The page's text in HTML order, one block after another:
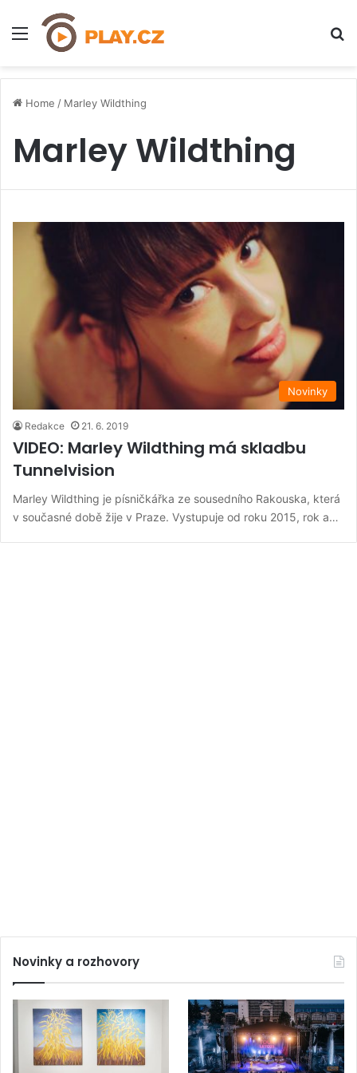
Menu
Home / Marley Wildthing
Marley Wildthing
Novinky
Redakce 21. 6. 2019
VIDEO: Marley Wildthing má skladbu
Tunnelvision
Marley Wildthing je písničkářka ze sousedního Rakouska, která
v současné době žije v Praze. Vystupuje od roku 2015, rok a…
Novinky a rozhovory